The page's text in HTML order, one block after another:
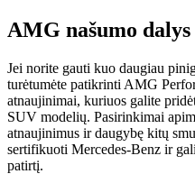
AMG našumo dalys
Jei norite gauti kuo daugiau
turėtumėte patikrinti AMG
atnaujinimai, kuriuos galite
SUV modelių. Pasirinkimai
atnaujinimus ir daugybę kitų
sertifikuoti Mercedes-Benz ir
patirtį.